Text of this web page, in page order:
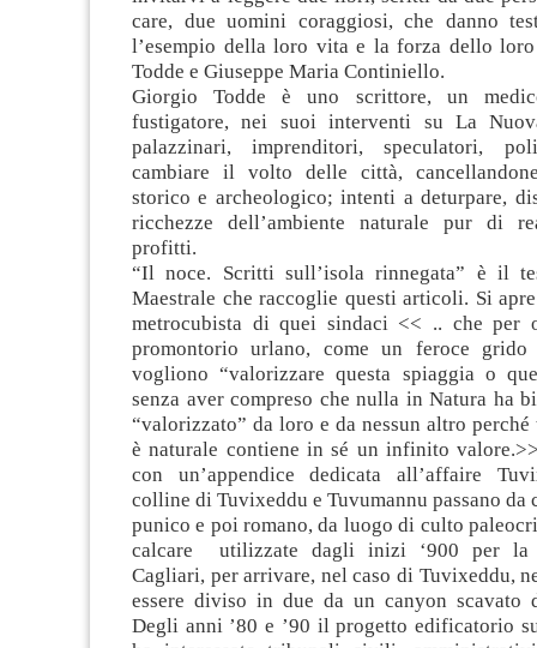
care, due uomini coraggiosi, che danno
l’esempio della loro vita e la forza dello
Todde e Giuseppe Maria Continiello.
Giorgio Todde è uno scrittore, un
fustigatore, nei suoi interventi su La
palazzinari, imprenditori, speculatori,
cambiare il volto delle città,
storico e archeologico; intenti a deturpare,
ricchezze dell’ambiente naturale pur di
profitti.
“Il noce. Scritti sull’isola rinnegata” è il
Maestrale che raccoglie questi articoli. Si
metrocubista di quei sindaci << .. che per
promontorio urlano, come un feroce
vogliono “valorizzare questa spiaggia o
senza aver compreso che nulla in Natura ha
“valorizzato” da loro e da nessun altro
è naturale contiene in sé un infinito
con un’appendice dedicata all’affaire
colline di Tuvixeddu e Tuvumannu passano
punico e poi romano, da luogo di culto
calcare utilizzate dagli inizi ‘900 per la
Cagliari, per arrivare, nel caso di Tuvixeddu,
essere diviso in due da un canyon scavato
Degli anni ’80 e ’90 il progetto edificatorio